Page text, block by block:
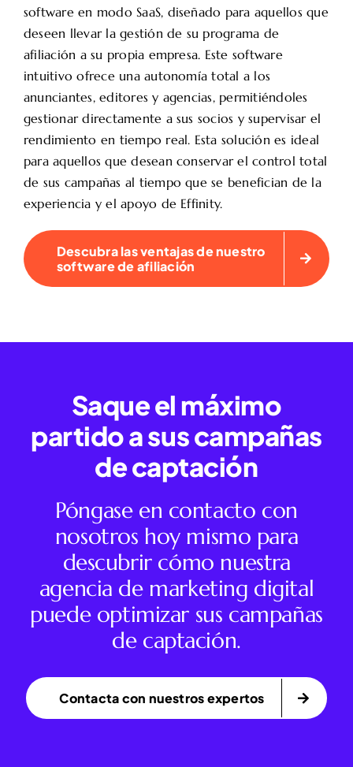
software en modo SaaS, diseñado para aquellos que
deseen llevar la gestión de su programa de
afiliación a su propia empresa. Este software
intuitivo ofrece una autonomía total a los
anunciantes, editores y agencias, permitiéndoles
gestionar directamente a sus socios y supervisar el
rendimiento en tiempo real. Esta solución es ideal
para aquellos que desean conservar el control total
de sus campañas al tiempo que se benefician de la
experiencia y el apoyo de Effinity.
Descubra las ventajas de nuestro
software de afiliación
Saque el máximo
partido a sus campañas
de captación
Póngase en contacto con
nosotros hoy mismo para
descubrir cómo nuestra
agencia de marketing digital
puede optimizar sus campañas
de captación.
Contacta con nuestros expertos